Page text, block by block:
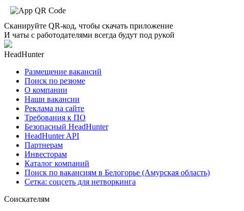
Сканируйте QR-код, чтобы скачать приложение
И чаты с работодателями всегда будут под рукой
HeadHunter
Размещение вакансий
Поиск по резюме
О компании
Наши вакансии
Реклама на сайте
Требования к ПО
Безопасный HeadHunter
HeadHunter API
Партнерам
Инвесторам
Каталог компаний
Поиск по вакансиям в Белогорье (Амурская область)
Сетка: соцсеть для нетворкинга
Соискателям